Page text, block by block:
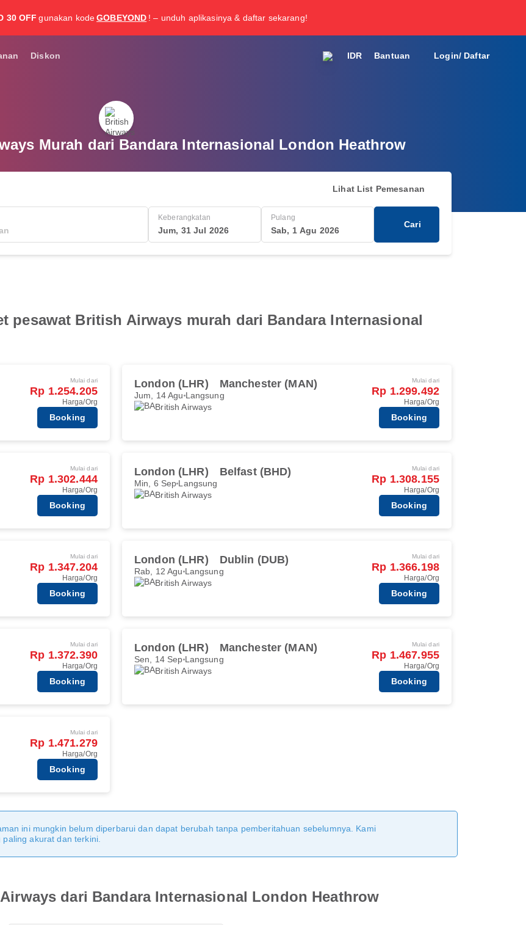
30 OFF gunakan kodeGOBEYOND ! – unduh aplikasinya & daftar sekarang!
Diskon IDR Bantuan Login/ Daftar
Murah dari Bandara Internasional London Heathrow
Lihat List Pemesanan
Keberangkatan
Jum, 31 Jul 2026
Pulang
Sab, 1 Agu 2026
Cari
pesawat British Airways murah dari Bandara Internasional
Mulai dari
Rp 1.254.205
Harga/Org
Booking
London (LHR) Manchester (MAN)
Jum, 14 Agu Langsung
British Airways
Mulai dari
Rp 1.299.492
Harga/Org
Booking
Mulai dari
Rp 1.302.444
Harga/Org
Booking
London (LHR) Belfast (BHD)
Min, 6 Sep Langsung
British Airways
Mulai dari
Rp 1.308.155
Harga/Org
Booking
Mulai dari
Rp 1.347.204
Harga/Org
Booking
London (LHR) Dublin (DUB)
Rab, 12 Agu Langsung
British Airways
Mulai dari
Rp 1.366.198
Harga/Org
Booking
Mulai dari
Rp 1.372.390
Harga/Org
Booking
London (LHR) Manchester (MAN)
Sen, 14 Sep Langsung
British Airways
Mulai dari
Rp 1.467.955
Harga/Org
Booking
Mulai dari
Rp 1.471.279
Harga/Org
Booking
ini mungkin belum diperbarui dan dapat berubah tanpa pemberitahuan sebelumnya. Kami
akurat dan terkini.
dari Bandara Internasional London Heathrow